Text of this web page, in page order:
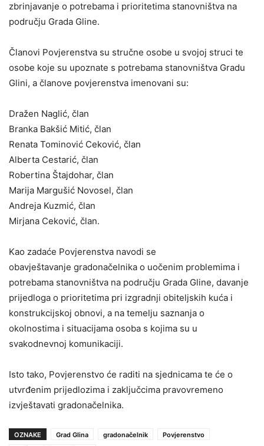
zbrinjavanje o potrebama i prioritetima stanovništva na
području Grada Gline.
Članovi Povjerenstva su stručne osobe u svojoj struci te
osobe koje su upoznate s potrebama stanovništva Gradu
Glini, a članove povjerenstva imenovani su:
Dražen Naglić, član
Branka Bakšić Mitić, član
Renata Tominović Ceković, član
Alberta Cestarić, član
Robertina Štajdohar, član
Marija Margušić Novosel, član
Andreja Kuzmić, član
Mirjana Ceković, član.
Kao zadaće Povjerenstva navodi se
obavještavanje gradonačelnika o uočenim problemima i
potrebama stanovništva na području Grada Gline, davanje
prijedloga o prioritetima pri izgradnji obiteljskih kuća i
konstrukcijskoj obnovi, a na temelju saznanja o
okolnostima i situacijama osoba s kojima su u
svakodnevnoj komunikaciji.
Isto tako, Povjerenstvo će raditi na sjednicama te će o
utvrđenim prijedlozima i zaključcima pravovremeno
izvještavati gradonačelnika.
OZNAKE Grad Glina gradonačelnik
Povjerenstvo